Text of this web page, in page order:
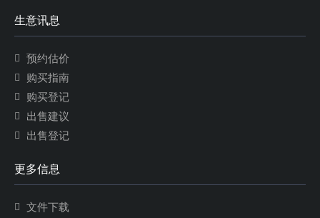
生意讯息
预约估价
购买指南
购买登记
出售建议
出售登记
更多信息
文件下载